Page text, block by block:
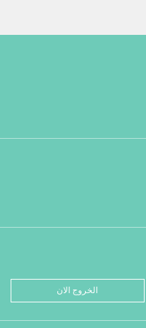
الخروج الان